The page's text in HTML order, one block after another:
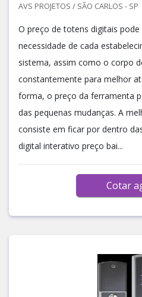
AVS PROJETOS / SÃO CARLOS - SP
O preço de totens digitais
necessidade de cada
sistema, assim como o corpo
constantemente para melhor
forma, o preço da ferramenta
das pequenas mudanças. A
consiste em ficar por dentro
digital interativo preço bai...
Cotar